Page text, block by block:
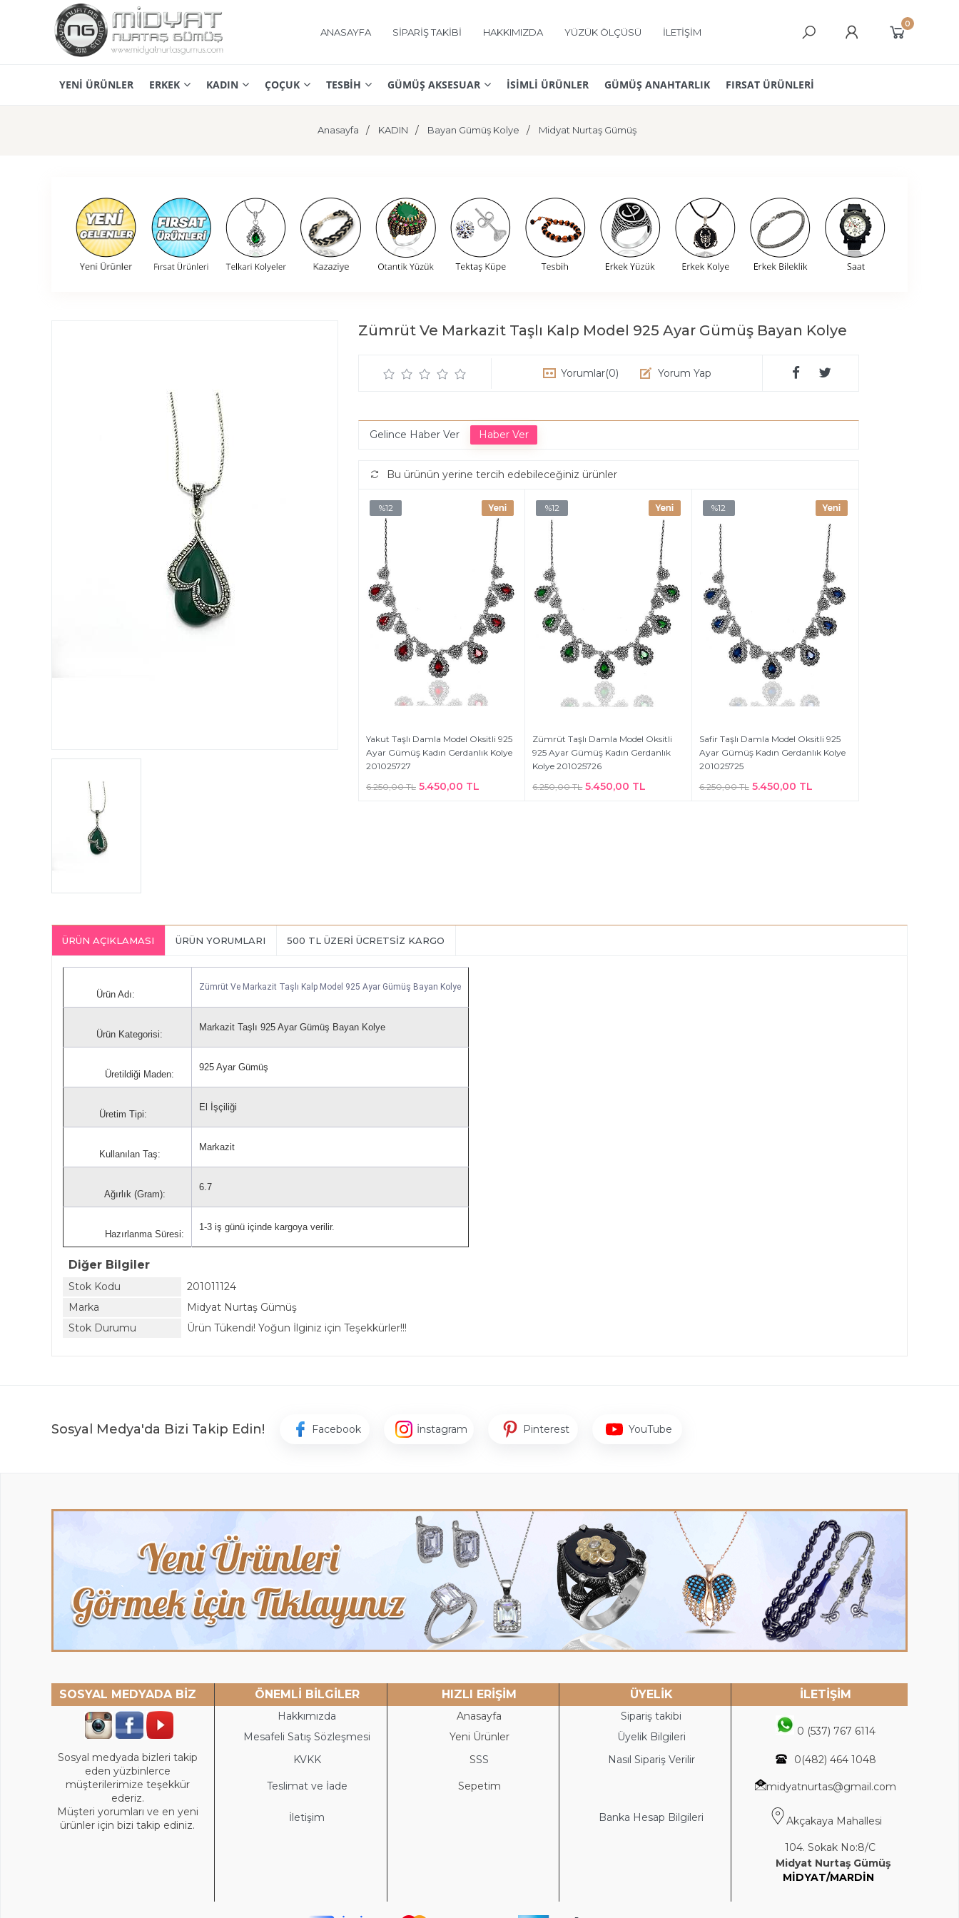
ANASAYFA SİPARİŞ TAKİBİ HAKKIMIZDA YÜZÜK ÖLÇÜSÜ İLETİŞİM
0
YENİ ÜRÜNLER ERKEK KADIN ÇOÇUK TESBİH GÜMÜŞ AKSESUAR İSİMLİ ÜRÜNLER GÜMÜŞ ANAHTARLIK FIRSAT ÜRÜNLERİ
Anasayfa KADIN Bayan Gümüş Kolye Midyat Nurtaş Gümüş
Zümrüt Ve Markazit Taşlı Kalp Model 925 Ayar Gümüş Bayan Kolye
Yorumlar(0) Yorum Yap
Gelince Haber Ver
Bu ürünün yerine tercih edebileceğiniz ürünler
%12
Yakut Taşlı Damla Model Oksitli 925
Ayar Gümüş Kadın Gerdanlık Kolye
201025727
6.250,00 TL 5.450,00 TL
%12
Zümrüt Taşlı Damla Model Oksitli
925 Ayar Gümüş Kadın Gerdanlık
Kolye 201025726
6.250,00 TL 5.450,00 TL
%12
Safir Taşlı Damla Model Oksitli 925
Ayar Gümüş Kadın Gerdanlık Kolye
201025725
6.250,00 TL 5.450,00 TL
ÜRÜN AÇIKLAMASI ÜRÜN YORUMLARI 500 TL ÜZERİ ÜCRETSİZ KARGO
Ürün Adı:
Zümrüt Ve Markazit Taşlı Kalp Model 925 Ayar Gümüş Bayan Kolye
Ürün Kategorisi:
Markazit Taşlı 925 Ayar Gümüş Bayan Kolye
Üretildiği Maden:
925 Ayar Gümüş
Üretim Tipi:
El İşçiliği
Kullanılan Taş:
Markazit
Ağırlık (Gram):
6.7
Hazırlanma Süresi:
1-3 iş günü içinde kargoya verilir.
Diğer Bilgiler
Stok Kodu
201011124
Marka
Midyat Nurtaş Gümüş
Stok Durumu
Ürün Tükendi! Yoğun İlginiz için Teşekkürler!!!
Sosyal Medya'da Bizi Takip Edin! Facebook İnstagram Pinterest YouTube
SOSYAL MEDYADA BİZ ÖNEMLİ BİLGİLER HIZLI ERİŞİM ÜYELİK İLETİŞİM
Hakkımızda Anasayfa
Sipariş takibi
0 (537) 767 6114
Mesafeli Satış Sözleşmesi Yeni Ürünler
Üyelik Bilgileri
Sosyal medyada bizleri takip
eden yüzbinlerce
müşterilerimize teşekkür
ederiz.
Müşteri yorumları ve en yeni
ürünler için bizi takip ediniz.
KVKK SSS Nasıl Sipariş Verilir 0(482) 464 1048
Teslimat ve İade Sepetim midyatnurtas@gmail.com
İletişim Banka Hesap Bilgileri Akçakaya Mahallesi
104. Sokak No:8/C
Midyat Nurtaş Gümüş
MİDYAT/MARDİN